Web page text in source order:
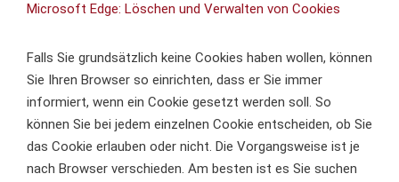
Microsoft Edge: Löschen und Verwalten von Cookies
Falls Sie grundsätzlich keine Cookies haben wollen, können
Sie Ihren Browser so einrichten, dass er Sie immer
informiert, wenn ein Cookie gesetzt werden soll. So
können Sie bei jedem einzelnen Cookie entscheiden, ob Sie
das Cookie erlauben oder nicht. Die Vorgangsweise ist je
nach Browser verschieden. Am besten ist es Sie suchen